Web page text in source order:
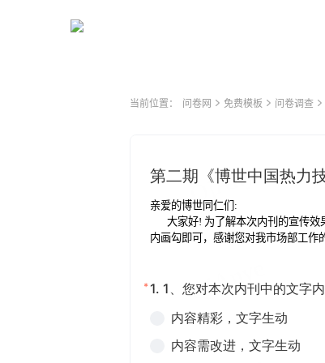
当前位置： 问卷网 免费模板 问卷调查